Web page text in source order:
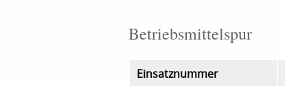
Betriebsmittelspur
Einsatznummer